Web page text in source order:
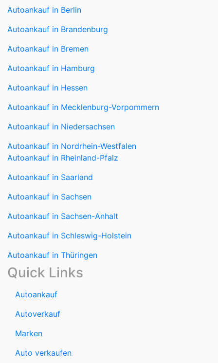
Autoankauf in Brandenburg
Autoankauf in Bremen
Autoankauf in Hamburg
Autoankauf in Hessen
Autoankauf in Mecklenburg-Vorpommern
Autoankauf in Niedersachsen
Autoankauf in Nordrhein-Westfalen
Autoankauf in Saarland
Autoankauf in Sachsen
Autoankauf in Sachsen-Anhalt
Autoankauf in Schleswig-Holstein
Autoankauf in Thüringen
Quick Links
Autoankauf
Autoverkauf
Marken
Auto verkaufen
Datenschutzerklärung